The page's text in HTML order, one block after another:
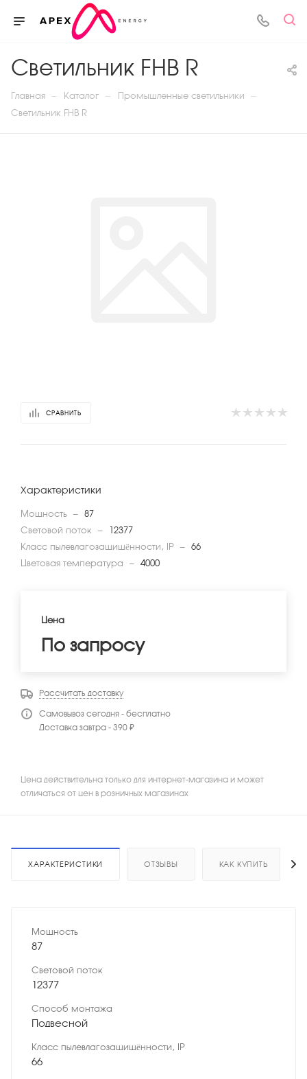
Светильник FHB R
Главная — Каталог — Промышленные светильники —
Светильник FHB R
СРАВНИТЬ
Характеристики
Мощность — 87
Световой поток
—
12377
Класс пылевлагозащищённости, IP — 66
Цветовая температура
— 4000
Цена
По запросу
Рассчитать доставку
Самовывоз сегодня - бесплатно
Доставка завтра - 390 ₽
Цена действительна только для интернет-магазина и может
отличаться от цен в розничных магазинах
ХАРАКТЕРИСТИКИ ОТЗЫВЫ КАК КУПИТЬ
Мощность
87
Световой поток
12377
Способ монтажа
Подвесной
Класс пылевлагозащищённости, IP
66